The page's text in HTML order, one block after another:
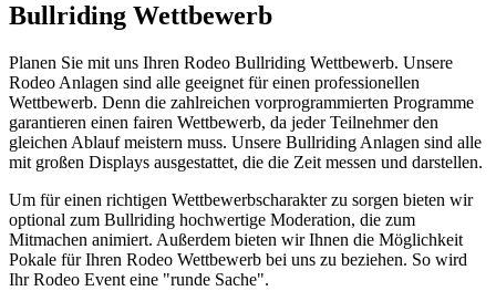
Bullriding Wettbewerb
Planen Sie mit uns Ihren Rodeo Bullriding Wettbewerb. Unsere
Rodeo Anlagen sind alle geeignet für einen professionellen
Wettbewerb. Denn die zahlreichen vorprogrammierten Programme
garantieren einen fairen Wettbewerb, da jeder Teilnehmer den
gleichen Ablauf meistern muss. Unsere Bullriding Anlagen sind alle
mit großen Displays ausgestattet, die die Zeit messen und darstellen.
Um für einen richtigen Wettbewerbscharakter zu sorgen bieten wir
optional zum Bullriding hochwertige Moderation, die zum
Mitmachen animiert. Außerdem bieten wir Ihnen die Möglichkeit
Pokale für Ihren Rodeo Wettbewerb bei uns zu beziehen. So wird
Ihr Rodeo Event eine "runde Sache".